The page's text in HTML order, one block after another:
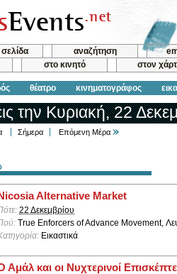
αναζήτηση
στο κινητό στον
θέατρο κινηματογράφος
την Κυριακή, 22
Σήμερα Επόμενη Μέρα
Alternative Market
22 Δεκεμβρίου
True Enforcers of Advance Movement,
Εικαστικά
Αμάλ και οι Νυχτερινοί